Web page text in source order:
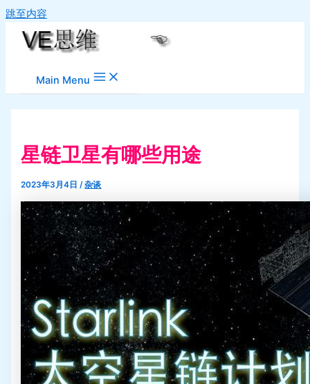
跳至内容
Main Menu
星链卫星有哪些用途
2023年3月4日/杂谈